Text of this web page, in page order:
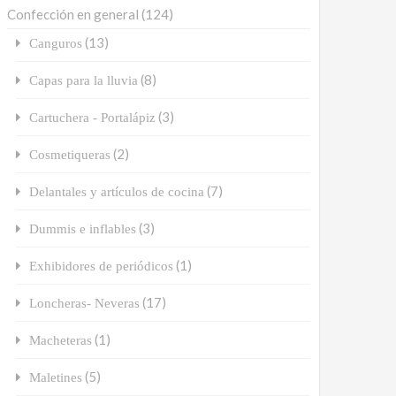
Confección en general (124)
Canguros (13)
Capas para la lluvia (8)
Cartuchera - Portalápiz (3)
Cosmetiqueras (2)
Delantales y artículos de cocina (7)
Dummis e inflables (3)
Exhibidores de periódicos (1)
Loncheras- Neveras (17)
Macheteras (1)
Maletines (5)